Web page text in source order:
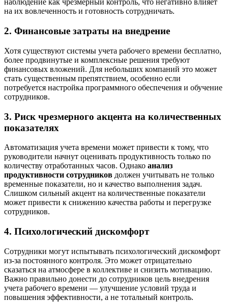
наблюдение как чрезмерный контроль, что негативно влияет
на их вовлеченность и готовность сотрудничать.
2. Финансовые затраты на внедрение
Хотя существуют системы учета рабочего времени бесплатно,
более продвинутые и комплексные решения требуют
финансовых вложений. Для небольших компаний это может
стать существенным препятствием, особенно если
потребуется настройка программного обеспечения и обучение
сотрудников.
3. Риск чрезмерного акцента на количественных
показателях
Автоматизация учета времени может привести к тому, что
руководители начнут оценивать продуктивность только по
количеству отработанных часов. Однако анализ
продуктивности сотрудников должен учитывать не только
временные показатели, но и качество выполнения задач.
Слишком сильный акцент на количественные показатели
может привести к снижению качества работы и перегрузке
сотрудников.
4. Психологический дискомфорт
Сотрудники могут испытывать психологический дискомфорт
из-за постоянного контроля. Это может отрицательно
сказаться на атмосфере в коллективе и снизить мотивацию.
Важно правильно донести до сотрудников цель внедрения
учета рабочего времени — улучшение условий труда и
повышения эффективности, а не тотальный контроль.